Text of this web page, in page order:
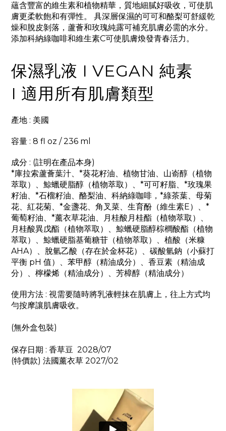
蘊含豐富的維生素和植物精華 ，質地細膩好吸收 ， 可使肌
膚更柔軟飽和有彈性。 具深層保濕的可可和酪梨可舒緩乾
燥和脫皮剝落，蘆薈和玫瑰純露可補充肌膚必需的水分。
添加科納綠咖啡和維生素C可使肌膚煥發青春活力。
保濕乳液 I VEGAN 純素
I 適用所有肌膚類型
產地 : 美國
容量 : 8 fl oz / 236 ml
成分 : (註明在產品本身)
*庫拉索蘆薈葉汁、*葵花籽油、植物甘油、山嵛醇（植物
萃取）、鯨蠟硬脂醇（植物萃取）、*可可籽脂、*玫瑰果
籽油、*石榴籽油、酪梨油、 科納綠咖啡 ，*綠茶葉、母菊
花、紅花菊、*金盞花、角叉菜、生育酚（維生素E）、*
葡萄籽油、*薰衣草花油、月桂酸月桂酯（植物萃取）、
月桂酸異戊酯（植物萃取）、鯨蠟硬脂醇棕櫚酸酯（植物
萃取）、鯨蠟硬脂基葡糖苷（植物萃取）、植酸（米糠
AHA）、脫氫乙酸（存在於金杯花）、碳酸氫鈉（小蘇打
平衡 pH 值）、苯甲醇（精油成分）、香豆素（精油成
分）、檸檬烯（精油成分）、芳樟醇（精油成分）
使用方法 : 視需要隨時將乳液輕抹在肌膚上，往上方式均
勻按摩讓肌膚吸收。
(無外盒包裝)
保存日期 : 香草豆 2028/07
(特價款) 法國薰衣草 2027/02